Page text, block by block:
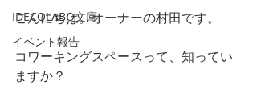
IDECOLABO文庫
イベント報告
こんにちは。オーナーの村田です。
コワーキングスペースって、知ってい
ますか？